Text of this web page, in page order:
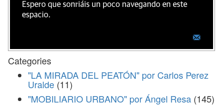
Espero que sonriáis un poco navegando en este
espacio.
Categories
"LA MIRADA DEL PEATÓN" por Carlos Perez
Uralde (11)
"MOBILIARIO URBANO" por Ángel Resa (145)